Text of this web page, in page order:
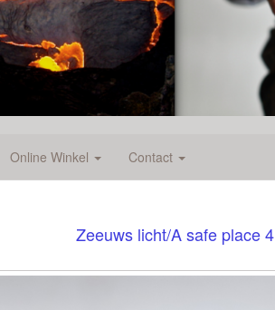
Online Winkel Contact
Zeeuws licht/A safe place 4